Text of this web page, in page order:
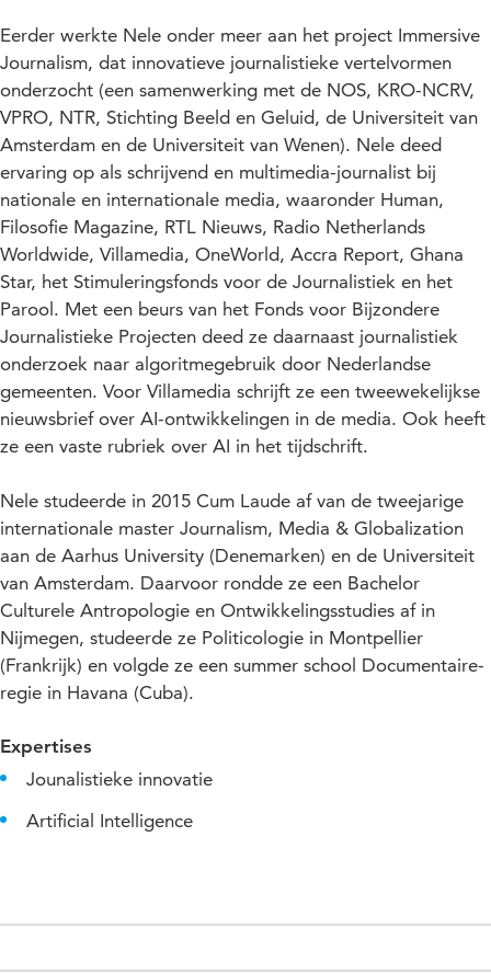
Eerder werkte Nele onder meer aan het project Immersive
Journalism, dat innovatieve journalistieke vertelvormen
onderzocht (een samenwerking met de NOS, KRO-NCRV,
VPRO, NTR, Stichting Beeld en Geluid, de Universiteit van
Amsterdam en de Universiteit van Wenen). Nele deed
ervaring op als schrijvend en multimedia-journalist bij
nationale en internationale media, waaronder Human,
Filosofie Magazine, RTL Nieuws, Radio Netherlands
Worldwide, Villamedia, OneWorld, Accra Report, Ghana
Star, het Stimuleringsfonds voor de Journalistiek en het
Parool. Met een beurs van het Fonds voor Bijzondere
Journalistieke Projecten deed ze daarnaast journalistiek
onderzoek naar algoritmegebruik door Nederlandse
gemeenten. Voor Villamedia schrijft ze een tweewekelijkse
nieuwsbrief over AI-ontwikkelingen in de media. Ook heeft
ze een vaste rubriek over AI in het tijdschrift.
Nele studeerde in 2015 Cum Laude af van de tweejarige
internationale master Journalism, Media & Globalization
aan de Aarhus University (Denemarken) en de Universiteit
van Amsterdam. Daarvoor rondde ze een Bachelor
Culturele Antropologie en Ontwikkelingsstudies af in
Nijmegen, studeerde ze Politicologie in Montpellier
(Frankrijk) en volgde ze een summer school Documentaire-
regie in Havana (Cuba).
Expertises
Jounalistieke innovatie
Artificial Intelligence